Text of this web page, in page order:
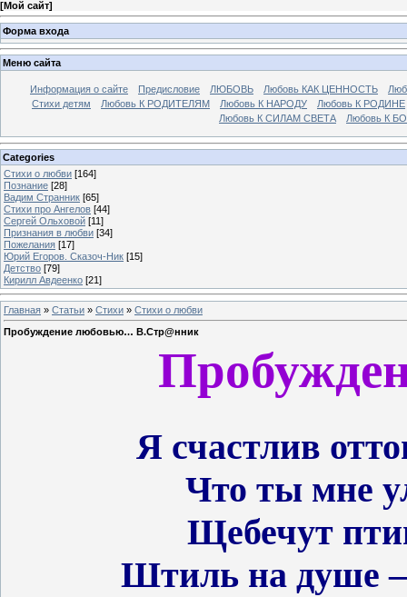
[Мой сайт]
Форма входа
Меню сайта
Информация о сайте Предисловие ЛЮБОВЬ Любовь КАК ЦЕННОСТЬ
Стихи детям
Любовь К РОДИТЕЛЯМ Любовь К НАРОДУ
Любовь К РОДИНЕ
Любовь К СИЛАМ СВЕТА
Любовь К
Categories
Стихи о любви [164]
Познание [28]
Вадим Странник [65]
Стихи про Ангелов [44]
Сергей Ольховой [11]
Признания в любви [34]
Пожелания [17]
Юрий Егоров. Сказоч-Ник [15]
Детство [79]
Кирилл Авдеенко [21]
Главная » Статьи » Стихи » Стихи о любви
Пробуждение любовью… В.Стр@нник
Я счастлив
Что ты мне
Щебечут
Штиль на душе –